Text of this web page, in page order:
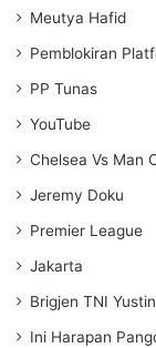
Meutya Hafid
Pemblokiran
PP Tunas
YouTube
Chelsea Vs Man
Jeremy Doku
Premier League
Jakarta
Brigjen TNI
Ini Harapan